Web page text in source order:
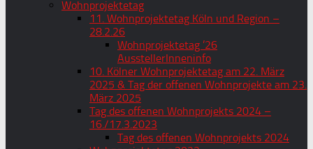
Wohnprojektetag
11. Wohnprojektetag Köln und Region –
28.2.26
Wohnprojektetag ’26
AusstellerInneninfo
10. Kölner Wohnprojektetag am 22. März
2025 & Tag der offenen Wohnprojekte am 23.
März 2025
Tag des offenen Wohnprojekts 2024 –
16./17.3.2023
Tag des offenen Wohnprojekts 2024